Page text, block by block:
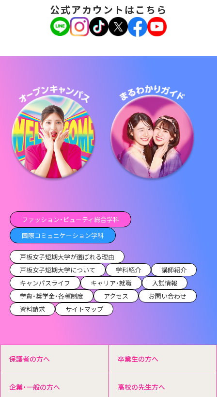
公式アカウントはこちら
ファッション・ビューティ総合学科
国際コミュニケーション学科
戸板女子短期大学が選ばれる理由
戸板女子短期大学について
学科紹介
講師紹介
キャンパスライフ
キャリア・就職
入試情報
学費・奨学金・各種制度
アクセス
お問い合わせ
資料請求
サイトマップ
保護者の方へ 卒業生の方へ
企業・一般の方へ 高校の先生方へ